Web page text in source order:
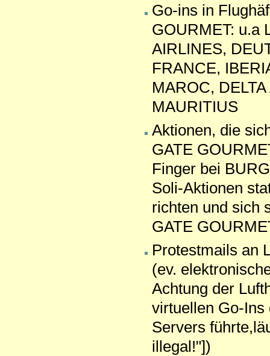
Go-ins in
GOURMET: u.a
AIRLINES,
FRANCE,
MAROC,
MAURITIUS
Aktionen, die
GATE
Finger bei
Soli-Aktionen
richten und sich
GATE
Protestmails an
(ev.
Achtung der
virtuellen Go-
Servers
illegal!"])